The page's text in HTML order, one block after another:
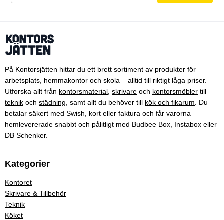
På Kontorsjätten hittar du ett brett sortiment av produkter för
arbetsplats, hemmakontor och skola – alltid till riktigt låga priser.
Utforska allt från kontorsmaterial skrivare och kontorsmöbler till
teknik och städning , samt allt du behöver till kök och fikarum . Du
betalar säkert med Swish, kort eller faktura och får varorna
hemlevererade snabbt och pålitligt med Budbee Box, Instabox eller
DB Schenker.
Kategorier
Kontoret
Skrivare & Tillbehör
Teknik
Köket